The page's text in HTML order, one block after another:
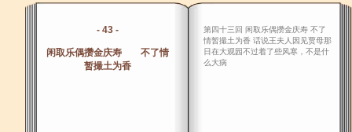
- 43 -
闲取乐偶攒金庆寿 不了情
暂撮土为香
第四十三回 闲取乐偶攒金庆寿 不了
情暂撮土为香 话说王夫人因见贾母那
日在大观园不过着了些风寒，不是什
么大病